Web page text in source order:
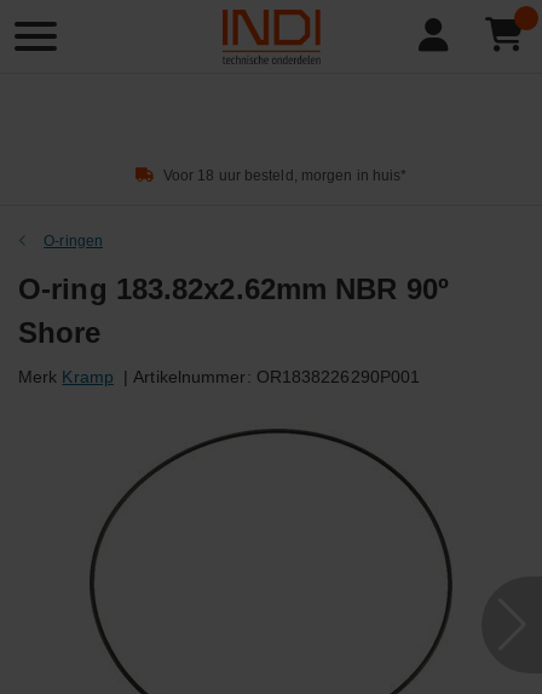
Product
zoeken
Voor 18 uur besteld, morgen in huis*
O-ringen
O-ring 183.82x2.62mm NBR 90º
Shore
Merk Kramp | Artikelnummer: OR1838226290P001